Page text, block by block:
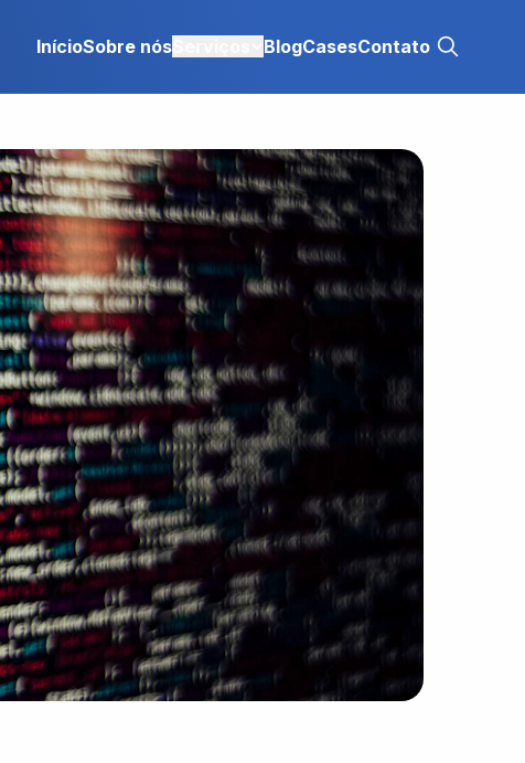
InícioSobre nósServiços BlogCasesContato